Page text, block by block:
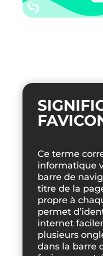
Ce terme
informatique
barre de
titre de la
propre à
permet
internet
plusieurs
dans la barre